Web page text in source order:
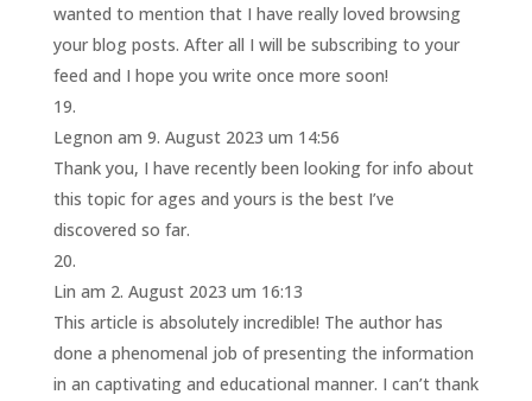
wanted to mention that I have really loved browsing
your blog posts. After all I will be subscribing to your
feed and I hope you write once more soon!
Legnon am 9. August 2023 um 14:56
Thank you, I have recently been looking for info about
this topic for ages and yours is the best I’ve
discovered so far.
Lin am 2. August 2023 um 16:13
This article is absolutely incredible! The author has
done a phenomenal job of presenting the information
in an captivating and educational manner. I can’t thank